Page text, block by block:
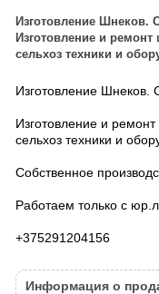
Изготовление Шнеков.
Изготовление и
сельхоз техники и
Изготовление
Изготовление и
сельхоз техники и
Собственное
Работаем только с
+375291204156
Информация о